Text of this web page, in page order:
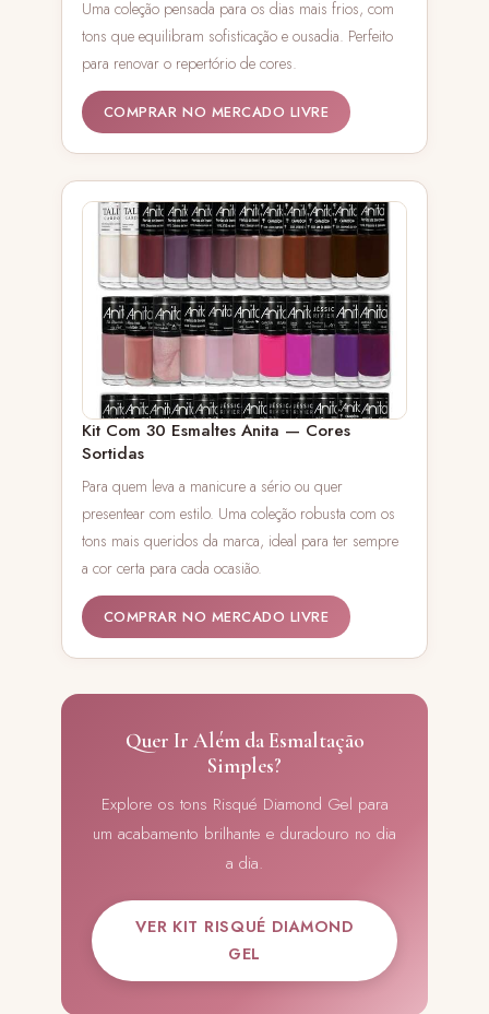
Uma coleção pensada para os dias mais frios, com
tons que equilibram sofisticação e ousadia. Perfeito
para renovar o repertório de cores.
COMPRAR NO MERCADO LIVRE
Kit Com 30 Esmaltes Anita — Cores
Sortidas
Para quem leva a manicure a sério ou quer
presentear com estilo. Uma coleção robusta com os
tons mais queridos da marca, ideal para ter sempre
a cor certa para cada ocasião.
COMPRAR NO MERCADO LIVRE
Quer Ir Além da Esmaltação
Simples?
Explore os tons Risqué Diamond Gel para
um acabamento brilhante e duradouro no dia
a dia.
VER KIT RISQUÉ DIAMOND
GEL